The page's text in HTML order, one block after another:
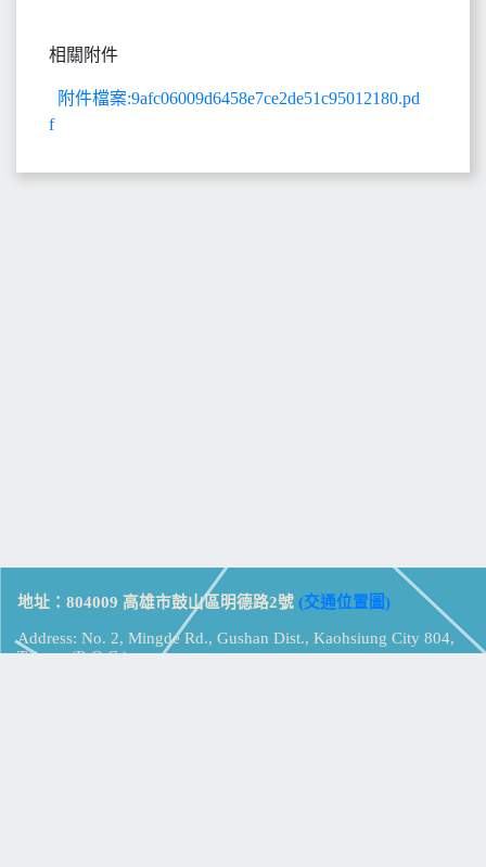
相關附件
附件檔案:9afc06009d6458e7ce2de51c95012180.pd
f
地址：804009 高雄市鼓山區明德路2號 (交通位置圖)
Address: No. 2, Mingde Rd., Gushan Dist., Kaohsiung City 804,
Taiwan (R.O.C.)